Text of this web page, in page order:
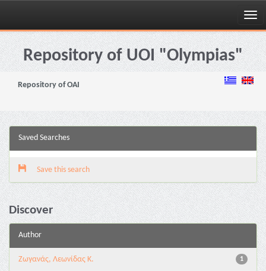
Skip
navigationRepository of UOI "Olympias"
Repository of OAI
Saved Searches
Save this search
Discover
Author
1
Ζωγανάς, Λεωνίδας Κ.